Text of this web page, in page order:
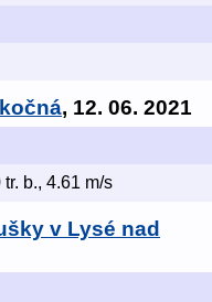
, 12. 06. 2021
b., 4.61 m/s
v Lysé nad